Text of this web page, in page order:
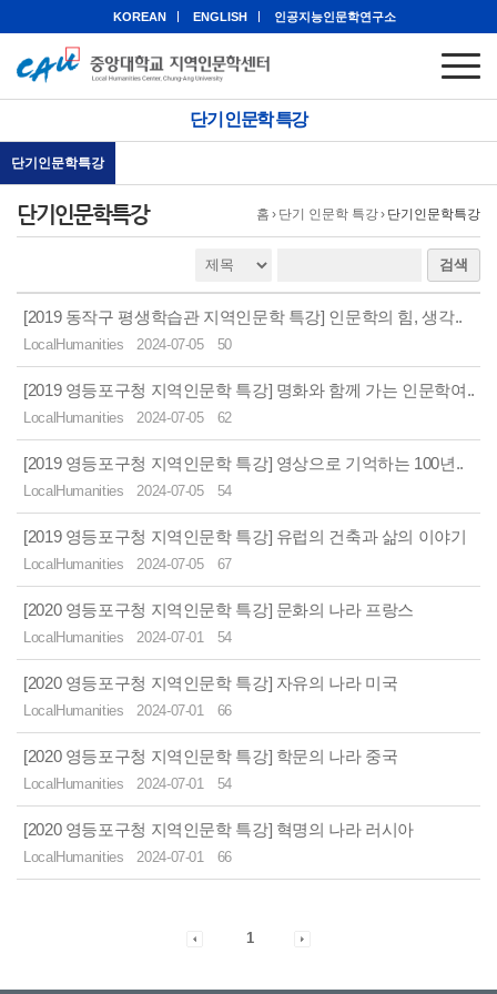
KOREAN ENGLISH 인공지능인문학연구소
단기 인문학 특강
단기인문학특강
홈 › 단기 인문학 특강› 단기인문학특강
단기인문학특강
검색
[2019 동작구 평생학습관 지역인문학 특강] 인문학의 힘, 생각..
LocalHumanities 2024-07-05 50
[2019 영등포구청 지역인문학 특강] 명화와 함께 가는 인문학여..
LocalHumanities 2024-07-05 62
[2019 영등포구청 지역인문학 특강] 영상으로 기억하는 100년..
LocalHumanities 2024-07-05 54
[2019 영등포구청 지역인문학 특강] 유럽의 건축과 삶의 이야기
LocalHumanities 2024-07-05 67
[2020 영등포구청 지역인문학 특강] 문화의 나라 프랑스
LocalHumanities 2024-07-01 54
[2020 영등포구청 지역인문학 특강] 자유의 나라 미국
LocalHumanities 2024-07-01 66
[2020 영등포구청 지역인문학 특강] 학문의 나라 중국
LocalHumanities 2024-07-01 54
[2020 영등포구청 지역인문학 특강] 혁명의 나라 러시아
LocalHumanities 2024-07-01 66
1